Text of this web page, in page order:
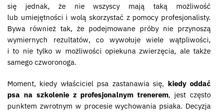
się jednak, że nie wszyscy mają taką możliwość
lub umiejętności i wolą skorzystać z pomocy profesjonalisty.
Bywa również tak, że podejmowane próby nie przynoszą
wymiernych rezultatów, co wywołuje wiele wątpliwości,
i to nie tylko w możliwości opiekuna zwierzęcia, ale także
samego czworonoga.
Moment, kiedy właściciel psa zastanawia się, kiedy oddać
psa na szkolenie z profesjonalnym trenerem, jest często
punktem zwrotnym w procesie wychowania psiaka. Decyzja